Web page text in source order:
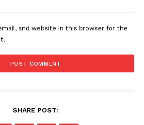
and website in this browser for the
SHARE POST: